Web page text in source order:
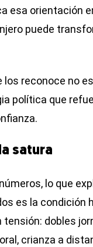
esa orientación
puede
los reconoce no
política que
satura
lo que
es la condición
tensión: dobles
crianza a